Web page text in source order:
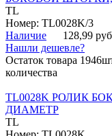
TL
Номер: TL0028K/3
Наличие
128,99
Нашли дешевле?
Остаток товара
количества
TL0028K РОЛИК
ДИАМЕТР
TL